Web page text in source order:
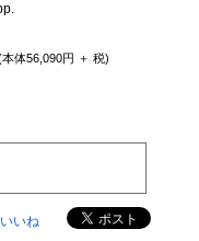
本体56,090円 ＋ 税)
いいね